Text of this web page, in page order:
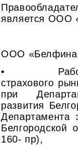
является ООО
ООО
• Рабочей
страхового
при
развития
Департамента
Белгородской
160- пр),